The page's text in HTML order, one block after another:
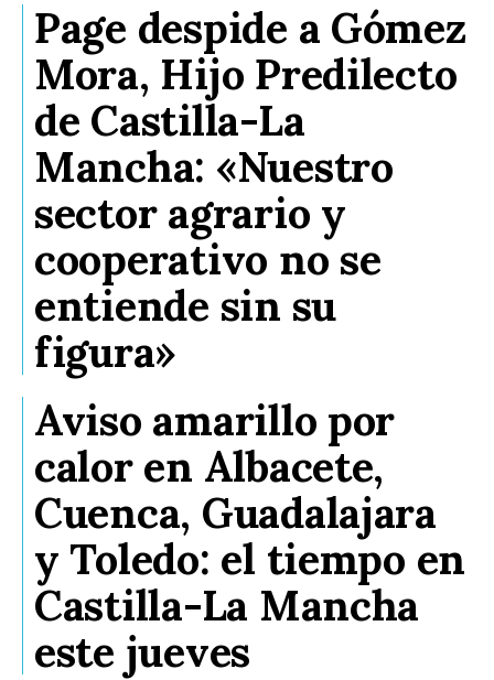
Page despide a Gómez
Mora, Hijo Predilecto
de Castilla-La
Mancha: «Nuestro
sector agrario y
cooperativo no se
entiende sin su
figura»
Aviso amarillo por
calor en Albacete,
Cuenca, Guadalajara
y Toledo: el tiempo en
Castilla-La Mancha
este jueves